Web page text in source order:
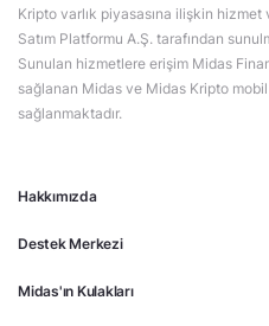
Hakkımızda
Destek Merkezi
Midas'ın Kulakları
Kripto varlık piyasasına ilişkin
Satım Platformu A.Ş. tarafından
Sunulan hizmetlere erişim Midas
sağlanan Midas ve Midas Kripto
sağlanmaktadır.